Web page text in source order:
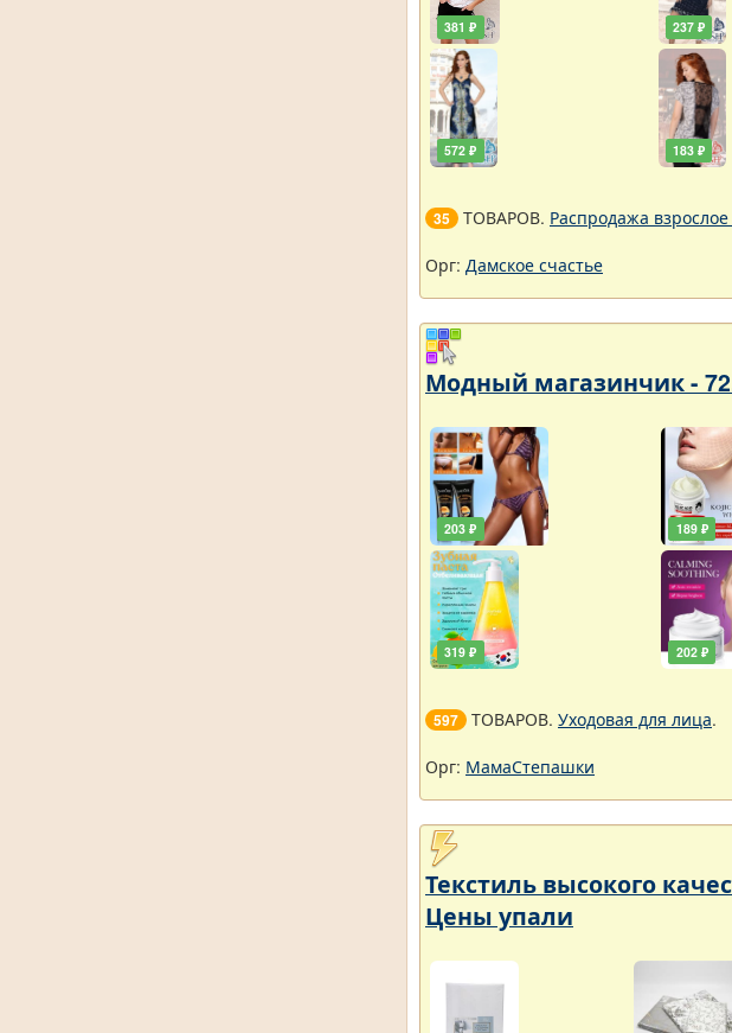
381 ₽
572 ₽
237 ₽
183 ₽
35 ТОВАРОВ. Распродажа
Орг: Дамское счастье
Модный магазинчик -
203 ₽
319 ₽
189 ₽
202 ₽
597 ТОВАРОВ. Уходовая для лица.
Орг: МамаСтепашки
Текстиль высокого
Цены упали